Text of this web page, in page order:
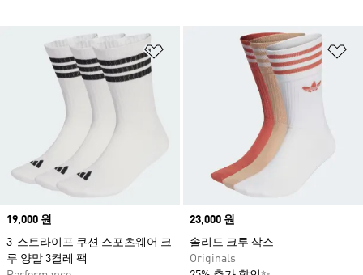
위시리스트 담기
Price
19,000 원
3-스트라이프 쿠션 스포츠웨어 크
루 양말 3켤레 팩
Price
23,000 원
솔리드 크루 삭스
Originals